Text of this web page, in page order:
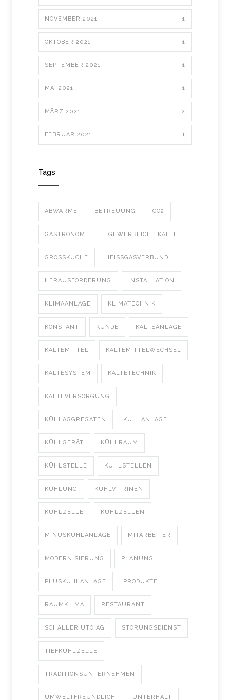
NOVEMBER 2021 1
OKTOBER 2021 1
SEPTEMBER 2021 1
MAI 2021 1
MÄRZ 2021 2
FEBRUAR 2021 1
Tags
ABWÄRME BETREUUNG CO2
GASTRONOMIE GEWERBLICHE KÄLTE
GROSSKÜCHE HEISSGASVERBUND
HERAUSFORDERUNG INSTALLATION
KLIMAANLAGE KLIMATECHNIK
KONSTANT KUNDE KÄLTEANLAGE
KÄLTEMITTEL KÄLTEMITTELWECHSEL
KÄLTESYSTEM KÄLTETECHNIK
KÄLTEVERSORGUNG
KÜHLAGGREGATEN KÜHLANLAGE
KÜHLGERÄT KÜHLRAUM
KÜHLSTELLE KÜHLSTELLEN
KÜHLUNG KÜHLVITRINEN
KÜHLZELLE KÜHLZELLEN
MINUSKÜHLANLAGE MITARBEITER
MODERNISIERUNG PLANUNG
PLUSKÜHLANLAGE PRODUKTE
RAUMKLIMA RESTAURANT
SCHALLER UTO AG STÖRUNGSDIENST
TIEFKÜHLZELLE
TRADITIONSUNTERNEHMEN
UMWELTFREUNDLICH UNTERHALT